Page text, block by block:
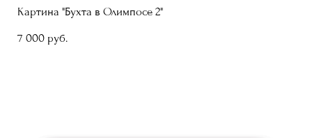
Картина "Бухта в Олимпосе 2"
7 000 pуб.